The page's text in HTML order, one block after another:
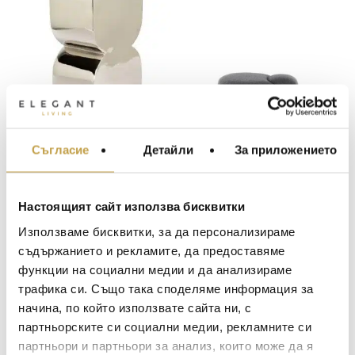
Съгласие Детайли За приложението
Настоящият сайт използва бисквитки
Използваме бисквитки, за да персонализираме
съдържанието и рекламите, да предоставяме
функции на социални медии и да анализираме
трафика си. Също така споделяме информация за
начина, по който използвате сайта ни, с
партньорските си социални медии, рекламните си
партньори и партньори за анализ, които може да я
Помощна маса /
Табуретка Cones Shiny
Silver Zuiver
Пуф Aaland Tissue
Boucle New Stretch
МЕБЕЛИ ЗА ДОМА И
ЗА МАСАТА
ТЕКСТИЛ ЗА ДОМА
АРОМАТИ ЗА ДОМА
ИЗКУСТВО И КНИГИ
BACCARAT
TOM DIXON
MICHAEL ARAM
ASSOULINE